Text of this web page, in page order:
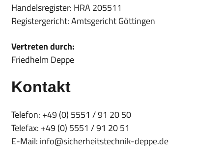
Handelsregister: HRA 205511
Registergericht: Amtsgericht Göttingen
Vertreten durch:
Friedhelm Deppe
Kontakt
Telefon: +49 (0) 5551 / 91 20 50
Telefax: +49 (0) 5551 / 91 20 51
E-Mail: info@sicherheitstechnik-deppe.de